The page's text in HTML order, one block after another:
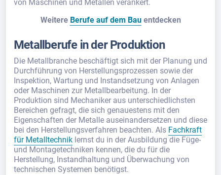
von Maschinen und Metallen verankert.
Weitere Berufe auf dem Bauentdecken
Metallberufe in der Produktion
Die Metallbranche beschäftigt sich mit der Planung und
Durchführung von Herstellungsprozessen sowie der
Inspektion, Wartung und Instandsetzung von Anlagen
oder Maschinen zur Metallbearbeitung. In der
Produktion sind Mechaniker aus unterschiedlichsten
Bereichen gefragt, die sich genauestens mit den
Eigenschaften der Metalle auseinandersetzen und diese
bei den Herstellungsverfahren beachten. Als Fachkraft
für Metalltechnik lernst du in der Ausbildung die Füge-
und Montagetechniken kennen, die du für die
Herstellung, Instandhaltung und Überwachung von
technischen Systemen benötigst.